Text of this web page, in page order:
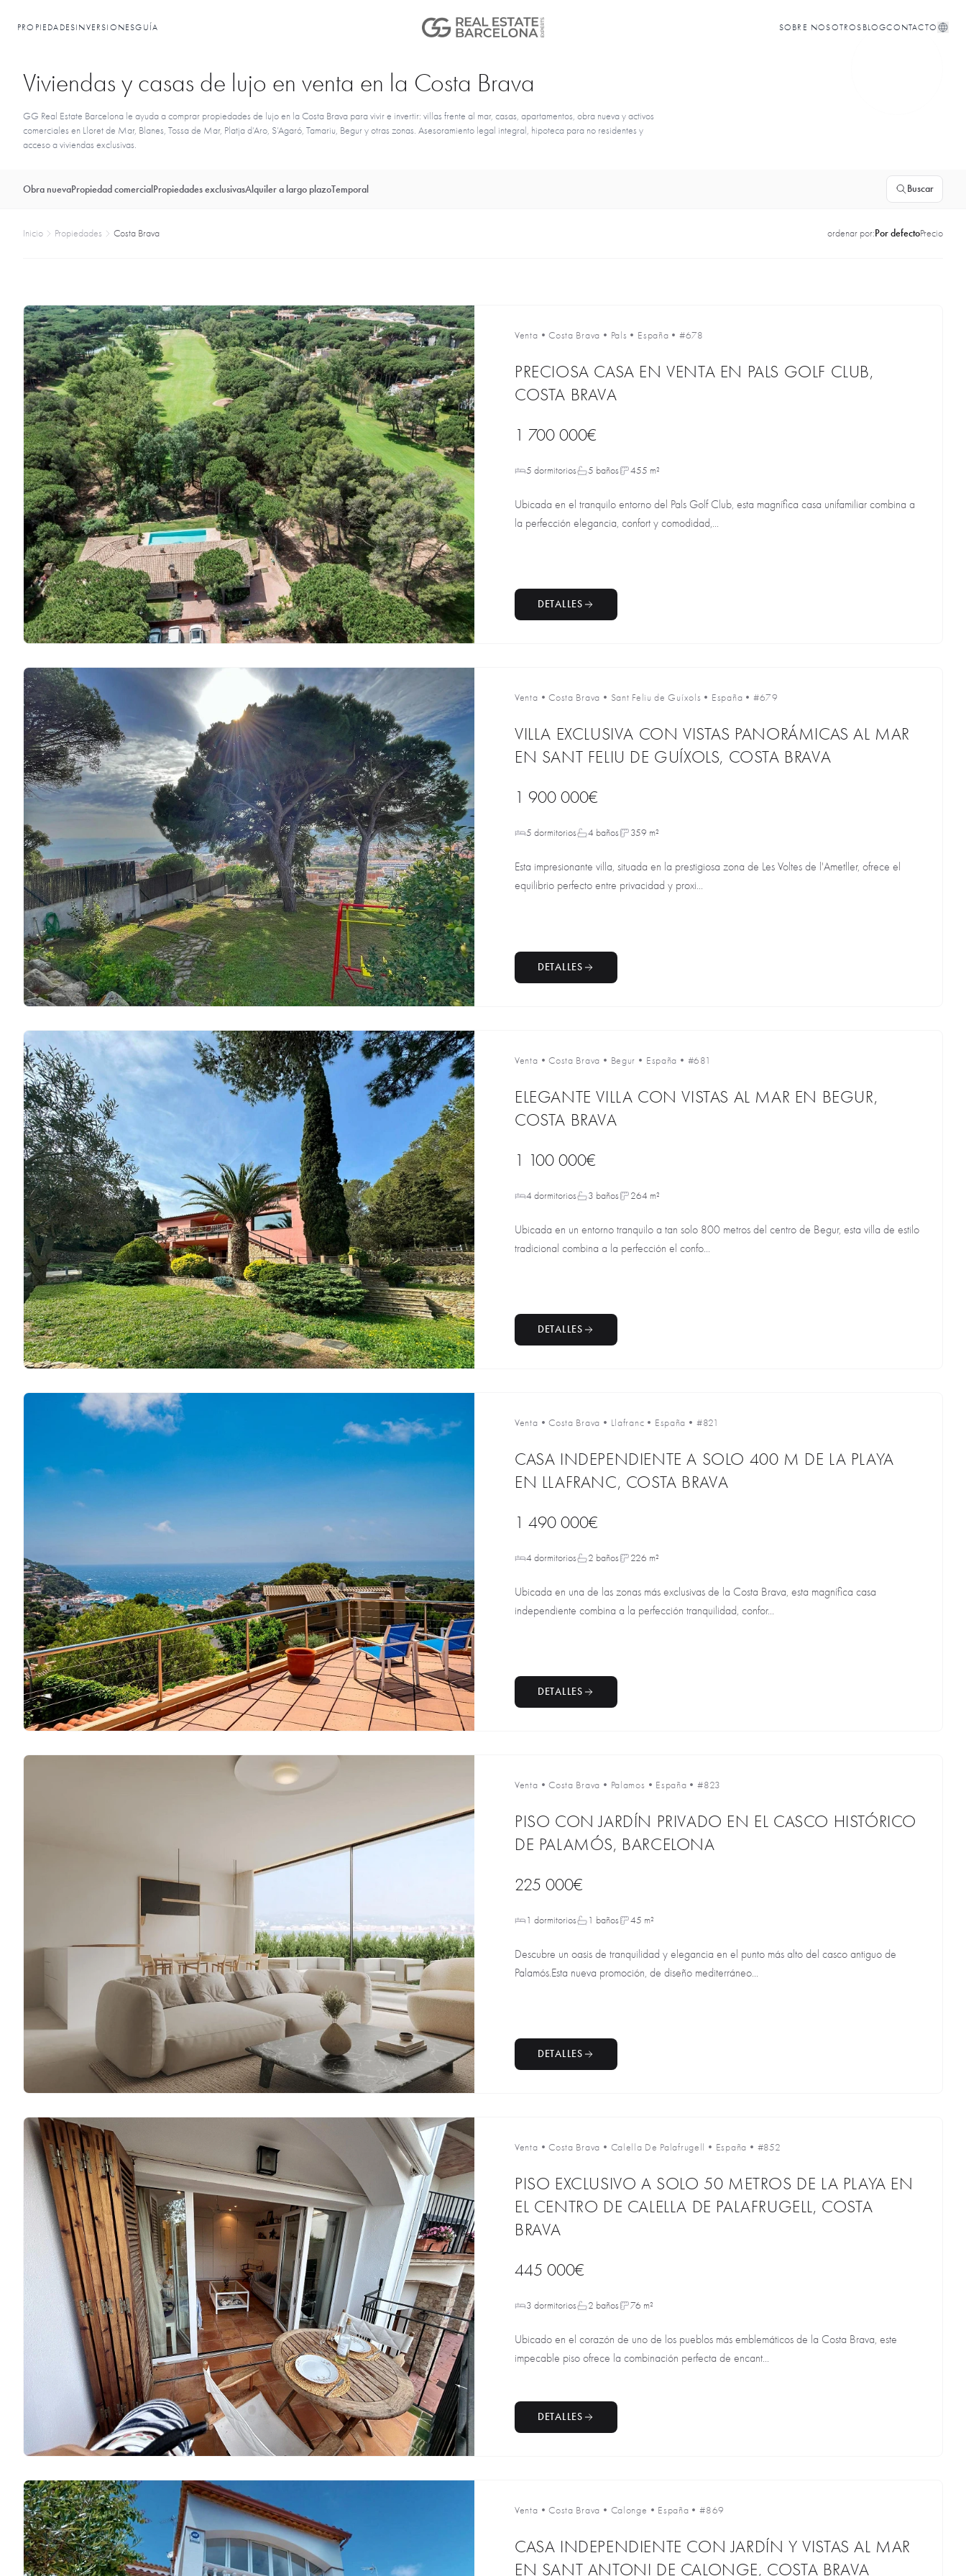
PROPIEDADESINVERSIONESGUÍA SOBRE NOSOTROS BLOGCONTACTO
Viviendas y casas de lujo en venta en la Costa Brava
GG Real Estate Barcelona le ayuda a comprar propiedades de lujo en la Costa Brava para vivir e invertir: villas frente al mar, casas, apartamentos, obra nueva y activos
comerciales en Lloret de Mar, Blanes, Tossa de Mar, Platja d’Aro, S’Agaró, Tamariu, Begur y otras zonas. Asesoramiento legal integral, hipoteca para no residentes y
acceso a viviendas exclusivas.
Obra nuevaPropiedad comercial Propiedades exclusivasAlquiler a largo plazoTemporal Buscar
Inicio Propiedades Costa Brava ordenar por:Por defectoPrecio
Venta •Costa Brava • Pals • España •#678
PRECIOSA CASA EN VENTA EN PALS GOLF CLUB,
COSTA BRAVA
1 700 000€
5 dormitorios 5 baños 455 m²
Ubicada en el tranquilo entorno del Pals Golf Club, esta magnífica casa unifamiliar combina a
la perfección elegancia, confort y comodidad,...
DETALLES
Venta •Costa Brava • Sant Feliu de Guíxols • España • #679
VILLA EXCLUSIVA CON VISTAS PANORÁMICAS AL MAR
EN SANT FELIU DE GUÍXOLS, COSTA BRAVA
1 900 000€
5 dormitorios 4 baños 359 m²
Esta impresionante villa, situada en la prestigiosa zona de Les Voltes de l'Ametller, ofrece el
equilibrio perfecto entre privacidad y proxi...
DETALLES
Venta •Costa Brava • Begur • España • #681
ELEGANTE VILLA CON VISTAS AL MAR EN BEGUR,
COSTA BRAVA
1 100 000€
4 dormitorios 3 baños 264 m²
Ubicada en un entorno tranquilo a tan solo 800 metros del centro de Begur, esta villa de estilo
tradicional combina a la perfección el confo...
DETALLES
Venta •Costa Brava • Llafranc • España • #821
CASA INDEPENDIENTE A SOLO 400 M DE LA PLAYA
EN LLAFRANC, COSTA BRAVA
1 490 000€
4 dormitorios 2 baños 226 m²
Ubicada en una de las zonas más exclusivas de la Costa Brava, esta magnífica casa
independiente combina a la perfección tranquilidad, confor...
DETALLES
Venta •Costa Brava • Palamos • España •#823
PISO CON JARDÍN PRIVADO EN EL CASCO HISTÓRICO
DE PALAMÓS, BARCELONA
225 000€
1 dormitorios 1 baños 45 m²
Descubre un oasis de tranquilidad y elegancia en el punto más alto del casco antiguo de
Palamós.Esta nueva promoción, de diseño mediterráneo...
DETALLES
Venta •Costa Brava • Calella De Palafrugell • España • #852
PISO EXCLUSIVO A SOLO 50 METROS DE LA PLAYA EN
EL CENTRO DE CALELLA DE PALAFRUGELL, COSTA
BRAVA
445 000€
3 dormitorios 2 baños 76 m²
Ubicado en el corazón de uno de los pueblos más emblemáticos de la Costa Brava, este
impecable piso ofrece la combinación perfecta de encant...
DETALLES
Venta •Costa Brava • Calonge • España •#869
CASA INDEPENDIENTE CON JARDÍN Y VISTAS AL MAR
EN SANT ANTONI DE CALONGE, COSTA BRAVA